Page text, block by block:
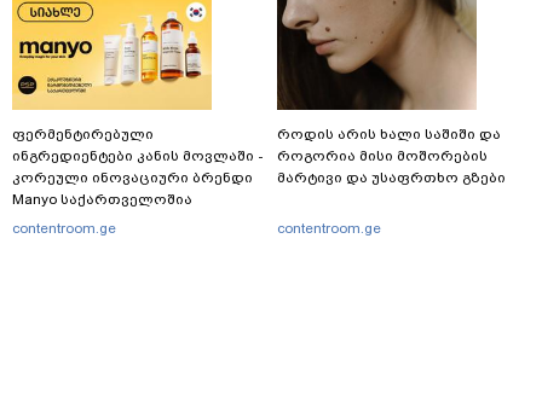
ფერმენტირებული
ინგრედიენტები კანის მოვლაში -
კორეული ინოვაციური ბრენდი
Manyo საქართველოშია
contentroom.ge
როდის არის ხალი საშიში და
როგორია მისი მოშორების
მარტივი და უსაფრთხო გზები
contentroom.ge